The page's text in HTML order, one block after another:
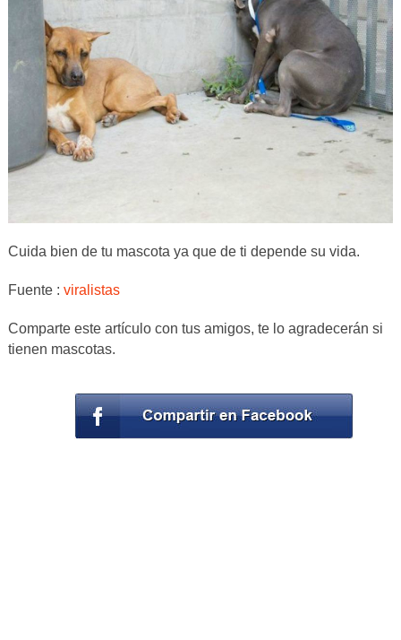
Cuida bien de tu mascota ya que de ti depende su vida.
Fuente : viralistas
Comparte este artículo con tus amigos, te lo agradecerán si
tienen mascotas.